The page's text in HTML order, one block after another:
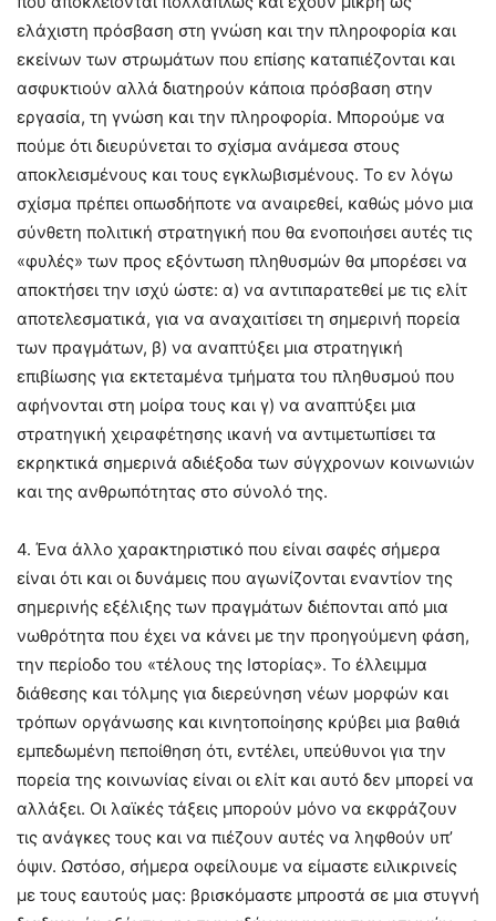
ελάχιστη πρόσβαση στη γνώση και την πληροφορία και
εκείνων των στρωμάτων που επίσης καταπιέζονται και
ασφυκτιούν αλλά διατηρούν κάποια πρόσβαση στην
εργασία, τη γνώση και την πληροφορία. Μπορούμε να
πούμε ότι διευρύνεται το σχίσμα ανάμεσα στους
αποκλεισμένους και τους εγκλωβισμένους. Το εν λόγω
σχίσμα πρέπει οπωσδήποτε να αναιρεθεί, καθώς μόνο μια
σύνθετη πολιτική στρατηγική που θα ενοποιήσει αυτές τις
«φυλές» των προς εξόντωση πληθυσμών θα μπορέσει να
αποκτήσει την ισχύ ώστε: α) να αντιπαρατεθεί με τις ελίτ
αποτελεσματικά, για να αναχαιτίσει τη σημερινή πορεία
των πραγμάτων, β) να αναπτύξει μια στρατηγική
επιβίωσης για εκτεταμένα τμήματα του πληθυσμού που
αφήνονται στη μοίρα τους και γ) να αναπτύξει μια
στρατηγική χειραφέτησης ικανή να αντιμετωπίσει τα
εκρηκτικά σημερινά αδιέξοδα των σύγχρονων κοινωνιών
και της ανθρωπότητας στο σύνολό της.
4. Ένα άλλο χαρακτηριστικό που είναι σαφές σήμερα
είναι ότι και οι δυνάμεις που αγωνίζονται εναντίον της
σημερινής εξέλιξης των πραγμάτων διέπονται από μια
νωθρότητα που έχει να κάνει με την προηγούμενη φάση,
την περίοδο του «τέλους της Ιστορίας». Το έλλειμμα
διάθεσης και τόλμης για διερεύνηση νέων μορφών και
τρόπων οργάνωσης και κινητοποίησης κρύβει μια βαθιά
εμπεδωμένη πεποίθηση ότι, εντέλει, υπεύθυνοι για την
πορεία της κοινωνίας είναι οι ελίτ και αυτό δεν μπορεί να
αλλάξει. Οι λαϊκές τάξεις μπορούν μόνο να εκφράζουν
τις ανάγκες τους και να πιέζουν αυτές να ληφθούν υπ’
όψιν. Ωστόσο, σήμερα οφείλουμε να είμαστε ειλικρινείς
με τους εαυτούς μας: βρισκόμαστε μπροστά σε μια στυγνή